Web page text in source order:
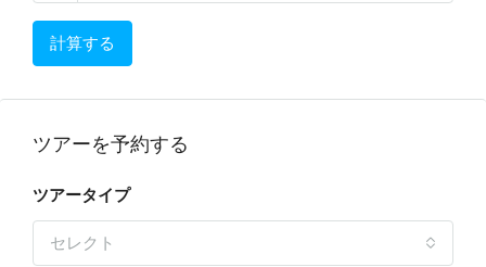
計算する
ツアーを予約する
ツアータイプ
セレクト